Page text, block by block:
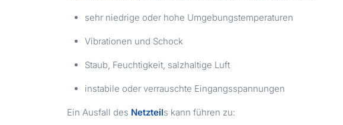
sehr niedrige oder hohe Umgebungstemperaturen
Vibrationen und Schock
Staub, Feuchtigkeit, salzhaltige Luft
instabile oder verrauschte Eingangsspannungen
Ein Ausfall des Netzteils kann führen zu: